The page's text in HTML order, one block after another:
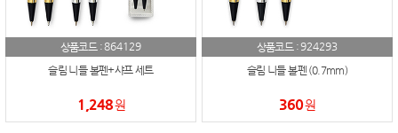
상품코드 :864129
슬림 니들 볼펜+샤프 세트
1,248원
상품코드 :924293
슬림 니들 볼펜 (0.7mm)
360원